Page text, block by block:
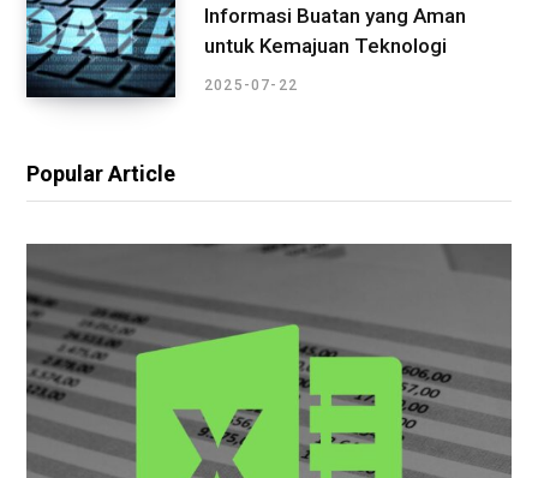
Informasi Buatan yang Aman
untuk Kemajuan Teknologi
2025-07-22
Popular Article